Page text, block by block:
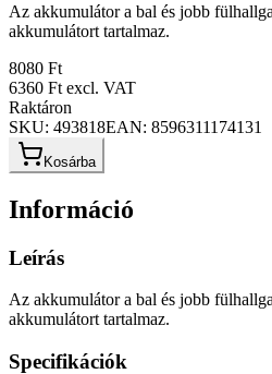
Az akkumulátor a bal és jobb
akkumulátort tartalmaz.
8080 Ft
6360 Ft excl. VAT
Raktáron
SKU: 493818EAN: 8596311174131
Kosárba
Információ
Leírás
Az akkumulátor a bal és jobb
akkumulátort tartalmaz.
Specifikációk